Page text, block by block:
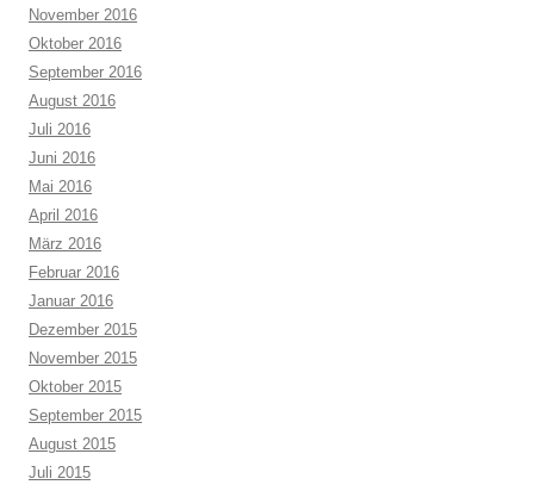
November 2016
Oktober 2016
September 2016
August 2016
Juli 2016
Juni 2016
Mai 2016
April 2016
März 2016
Februar 2016
Januar 2016
Dezember 2015
November 2015
Oktober 2015
September 2015
August 2015
Juli 2015